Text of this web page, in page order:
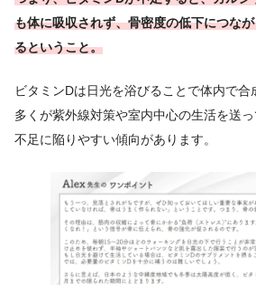
も体に吸収されず、骨密度の低下につな
るということ。
ビタミンDは日光を浴びることで体内で
多くが紫外線対策や室内中心の生活を送
不足に陥りやすい傾向があります。